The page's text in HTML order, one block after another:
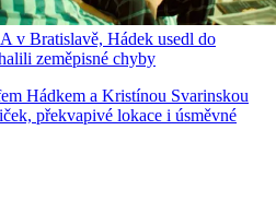
v Bratislavě, Hádek usedl do
zeměpisné chyby
Hádkem a Kristínou Svarinskou
překvapivé lokace i úsměvné